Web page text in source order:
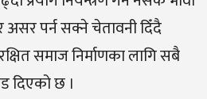
असर पर्न सक्ने चेतावनी दिँदै
समाज निर्माणका लागि सबै
दिएको छ ।